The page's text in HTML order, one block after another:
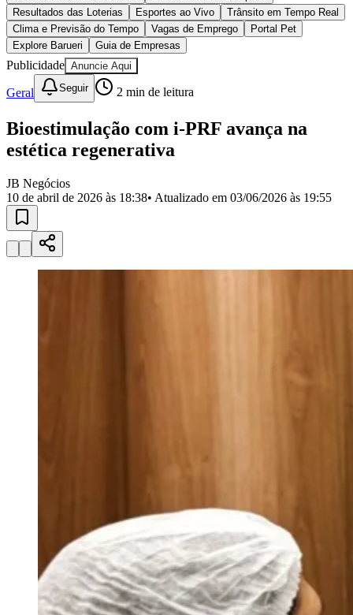
Segurança
Cultura
Meio Ambiente
Obras
Educação
Bairros de Barueri
Selecione sua regiãoPara notícias da sua região
JubranBelval
VistaCalifórniaCarapicuíbaCentroChácaras MarcoCidades da
Região
Militar
Califórnia Jardim dos Altos
Esperança Jardim Graziela
Segurança Regional
Hospitais Estaduais
Parques & Represas
Cidades da Região
Santana de ParnaíbaOsascoCarapicuíba JandiraItapeviCotiaPirapora
do Bom JesusAraçariguamaCajamarCaieirasFranco da
Resultados das Loterias
Esportes ao Vivo
Trânsito em Tempo Real
Clima e Previsão do Tempo
Vagas de Emprego
Portal Pet
Explore Barueri
Guia de Empresas
Publicidade Anuncie Aqui
Geral Seguir 2 min de leitura
Bioestimulação com i-PRF avança na
estética regenerativa
JB Negócios
10 de abril de 2026 às 18:38• Atualizado em 03/06/2026 às 19:55